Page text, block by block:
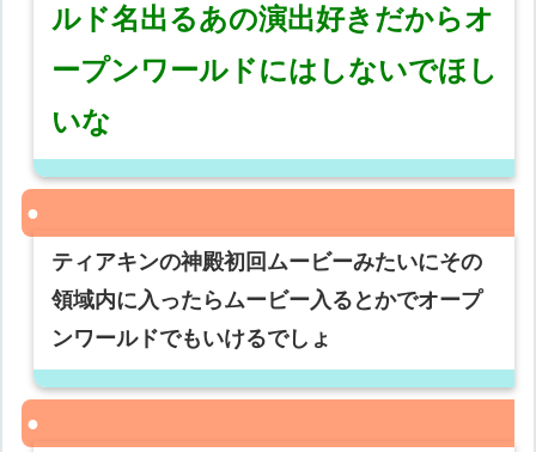
ルド名出るあの演出好きだからオ
ープンワールドにはしないでほし
いな
ティアキンの神殿初回ムービーみたいにその
領域内に入ったらムービー入るとかでオープ
ンワールドでもいけるでしょ